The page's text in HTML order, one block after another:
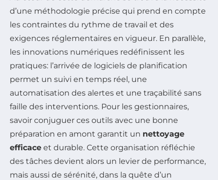
d’une méthodologie précise qui prend en compte
les contraintes du rythme de travail et des
exigences réglementaires en vigueur. En parallèle,
les innovations numériques redéfinissent les
pratiques: l’arrivée de logiciels de planification
permet un suivi en temps réel, une
automatisation des alertes et une traçabilité sans
faille des interventions. Pour les gestionnaires,
savoir conjuguer ces outils avec une bonne
préparation en amont garantit un nettoyage
efficace et durable. Cette organisation réfléchie
des tâches devient alors un levier de performance,
mais aussi de sérénité, dans la quête d’un